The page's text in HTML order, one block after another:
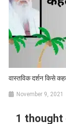
वास्तविक दर्शन किसे
November 9, 2021
1 thought